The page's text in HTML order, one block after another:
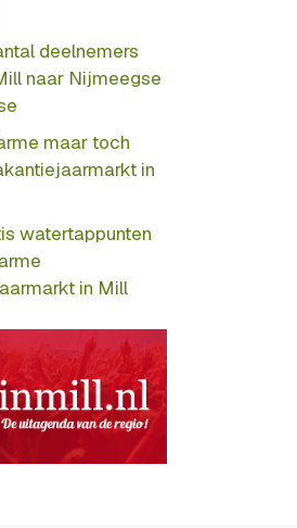
deelnemers
naar Nijmeegse
maar toch
in
watertappunten
in Mill